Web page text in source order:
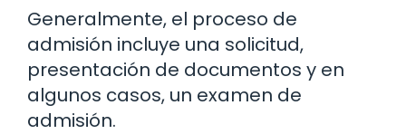
Generalmente, el proceso de
admisión incluye una solicitud,
presentación de documentos y en
algunos casos, un examen de
admisión.